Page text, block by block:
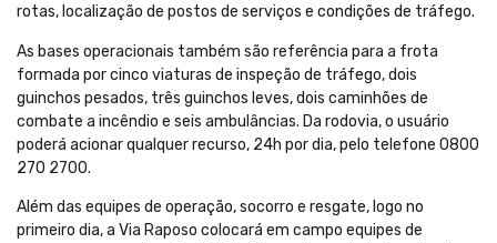
rotas, localização de postos de serviços e condições de tráfego.
As bases operacionais também são referência para a frota
formada por cinco viaturas de inspeção de tráfego, dois
guinchos pesados, três guinchos leves, dois caminhões de
combate a incêndio e seis ambulâncias. Da rodovia, o usuário
poderá acionar qualquer recurso, 24h por dia, pelo telefone 0800
270 2700.
Além das equipes de operação, socorro e resgate, logo no
primeiro dia, a Via Raposo colocará em campo equipes de